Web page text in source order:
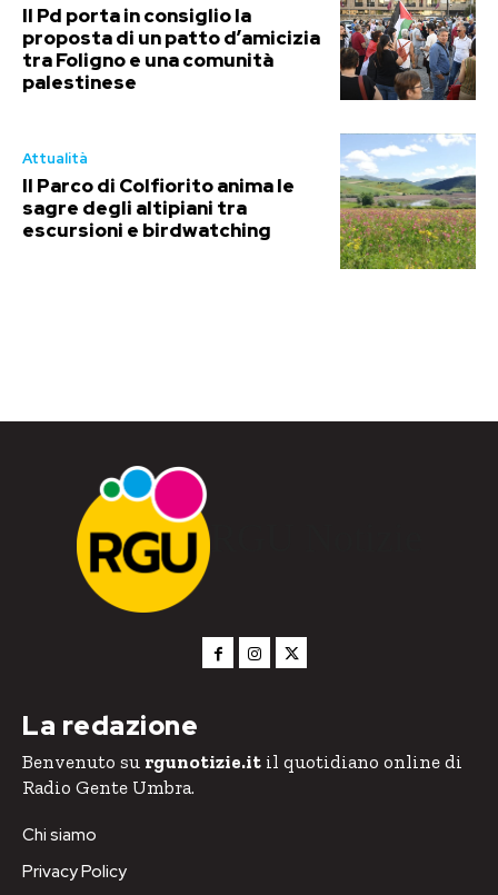
Il Pd porta in consiglio la
proposta di un patto d’amicizia
tra Foligno e una comunità
palestinese
Attualità
Il Parco di Colfiorito anima le
sagre degli altipiani tra
escursioni e birdwatching
RGU Notizie
La redazione
Benvenuto su rgunotizie.it il quotidiano online di
Radio Gente Umbra.
Chi siamo
Privacy Policy